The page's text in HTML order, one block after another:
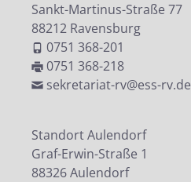
Sankt-Martinus-Straße 77
88212 Ravensburg
0751 368-201
0751 368-218
sekretariat-rv@ess-rv.de
Standort Aulendorf
Graf-Erwin-Straße 1
88326 Aulendorf